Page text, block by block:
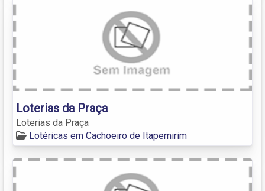
Loterias da Praça
Loterias da Praça
Lotéricas em Cachoeiro de Itapemirim